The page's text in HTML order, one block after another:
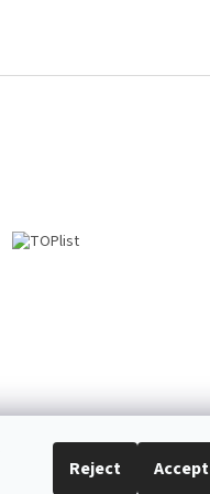
Reject Accept